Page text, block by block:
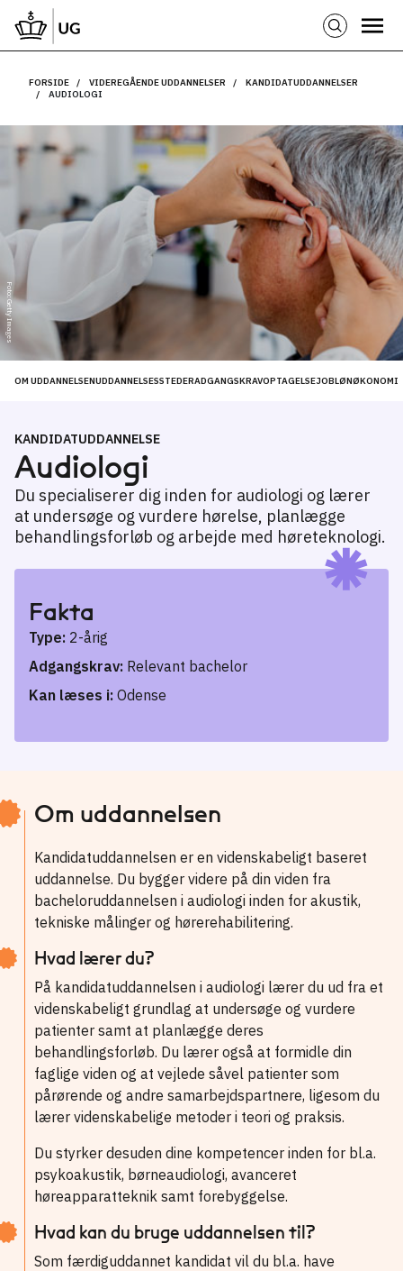
FORSIDE VIDEREGÅENDE UDDANNELSER
KANDIDATUDDANNELSER
AUDIOLOGI
Foto: Getty Images
OM UDDANNELSENUDDANNELSESSTEDERADGANGSKRAVOPTAGELSEJOBLØNØKONOMI
KANDIDATUDDANNELSE
Audiologi
Du specialiserer dig inden for audiologi og lærer
at undersøge og vurdere hørelse, planlægge
behandlingsforløb og arbejde med høreteknologi.
Fakta
Type: 2-årig
Adgangskrav: Relevant bachelor
Kan læses i: Odense
Om uddannelsen
Kandidatuddannelsen er en videnskabeligt baseret
uddannelse. Du bygger videre på din viden fra
bacheloruddannelsen i audiologi inden for akustik,
tekniske målinger og hørerehabilitering.
Hvad lærer du?
På kandidatuddannelsen i audiologi lærer du ud fra et
videnskabeligt grundlag at undersøge og vurdere
patienter samt at planlægge deres
behandlingsforløb. Du lærer også at formidle din
faglige viden og at vejlede såvel patienter som
pårørende og andre samarbejdspartnere, ligesom du
lærer videnskabelige metoder i teori og praksis.
Du styrker desuden dine kompetencer inden for bl.a.
psykoakustik, børneaudiologi, avanceret
høreapparatteknik samt forebyggelse.
Hvad kan du bruge uddannelsen til?
Som færdiguddannet kandidat vil du bl.a. have